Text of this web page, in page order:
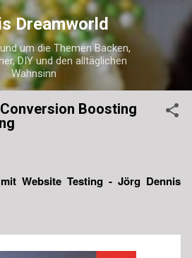
Direkt zum Hauptbereich
Dreamworld
um die Themen Backen,
DIY und den alltäglichen
Wahnsinn
Boosting
Website Testing - Jörg Dennis